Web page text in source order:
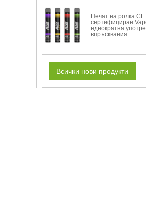
Печат на ролка CE
сертифициран
еднократна
впръсквания
Всички нови продукти